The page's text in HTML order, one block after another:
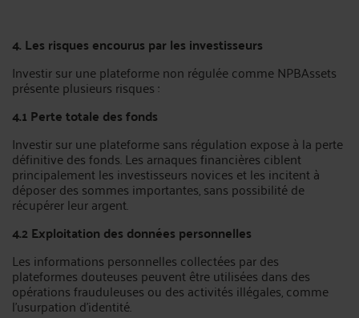
4. Les risques encourus par les investisseurs
Investir sur une plateforme non régulée comme NPBAssets
présente plusieurs risques :
4.1 Perte totale des fonds
Investir sur une plateforme sans régulation expose à la perte
définitive des fonds. Les arnaques financières ciblent
principalement les investisseurs novices et les incitent à
déposer des sommes importantes, sans possibilité de
récupérer leur argent.
4.2 Exploitation des données personnelles
Les informations personnelles collectées par des
plateformes douteuses peuvent être utilisées dans des
opérations frauduleuses ou des activités illégales, comme
l'usurpation d'identité.